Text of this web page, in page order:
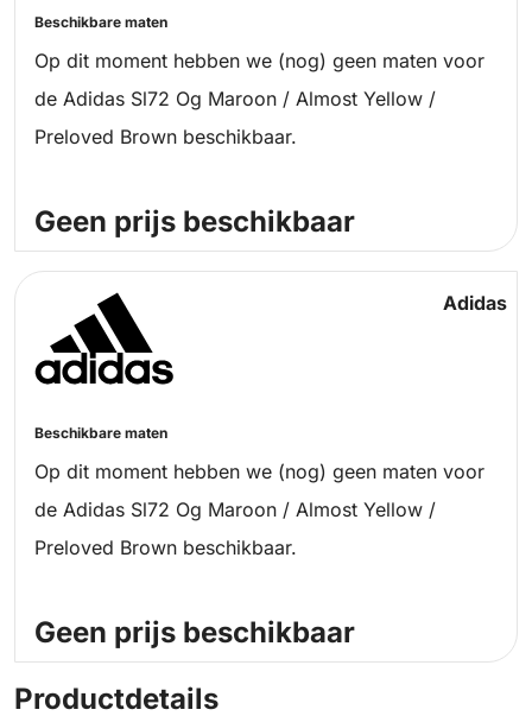
Beschikbare maten
Op dit moment hebben we (nog) geen maten voor
de Adidas Sl72 Og Maroon / Almost Yellow /
Preloved Brown beschikbaar.
Geen prijs beschikbaar
Adidas
Beschikbare maten
Op dit moment hebben we (nog) geen maten voor
de Adidas Sl72 Og Maroon / Almost Yellow /
Preloved Brown beschikbaar.
Geen prijs beschikbaar
Productdetails